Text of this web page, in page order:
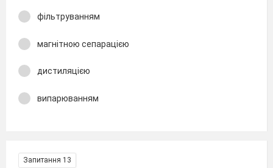
фільтруванням
магнітною сепарацією
дистиляцією
випарюванням
Запитання 13